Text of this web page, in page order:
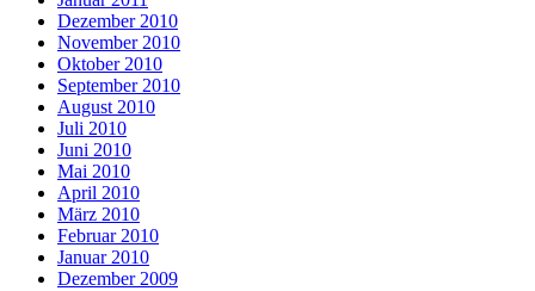
Dezember 2010
November 2010
Oktober 2010
September 2010
August 2010
Juli 2010
Juni 2010
Mai 2010
April 2010
März 2010
Februar 2010
Januar 2010
Dezember 2009